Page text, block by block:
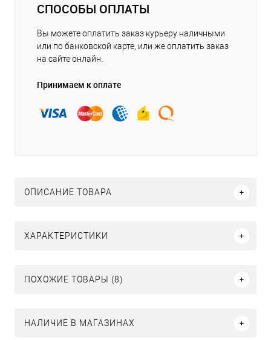
СПОСОБЫ ОПЛАТЫ
Вы можете оплатить заказ курьеру наличными
или по банковской карте, или же оплатить заказ
на сайте онлайн.
Принимаем к оплате
ОПИСАНИЕ ТОВАРА
ХАРАКТЕРИСТИКИ
ПОХОЖИЕ ТОВАРЫ (8)
НАЛИЧИЕ В МАГАЗИНАХ